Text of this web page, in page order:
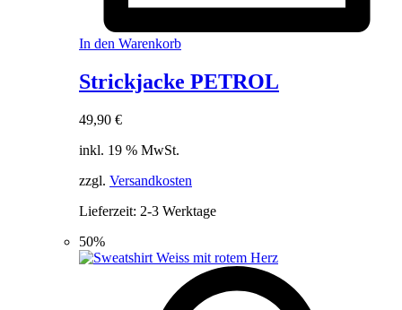
In den Warenkorb
Strickjacke PETROL
49,90 €
inkl. 19 % MwSt.
zzgl. Versandkosten
Lieferzeit: 2-3 Werktage
50%